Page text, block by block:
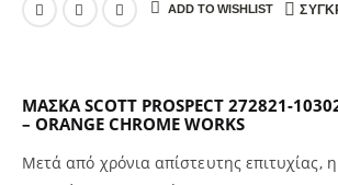
ADD TO WISHLIST
ΜΑΣΚΑ SCOTT PROSPECT 272821-
– ORANGE CHROME WORKS
Μετά από χρόνια απίστευτης επιτυχίας,